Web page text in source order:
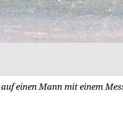
einen Mann mit einem